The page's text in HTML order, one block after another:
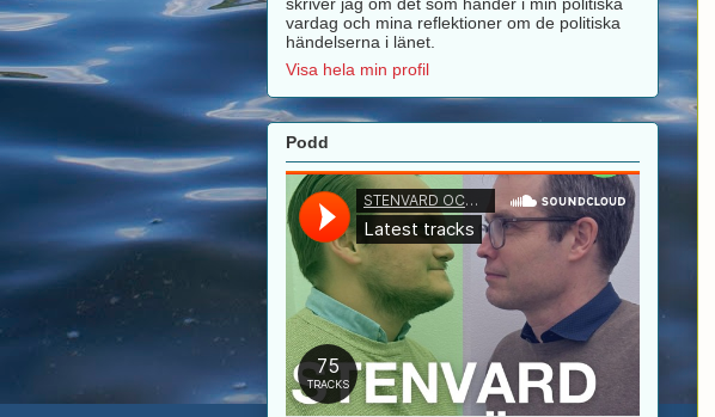
vardag och mina reflektioner om de politiska
händelserna i länet.
Visa hela min profil
Podd